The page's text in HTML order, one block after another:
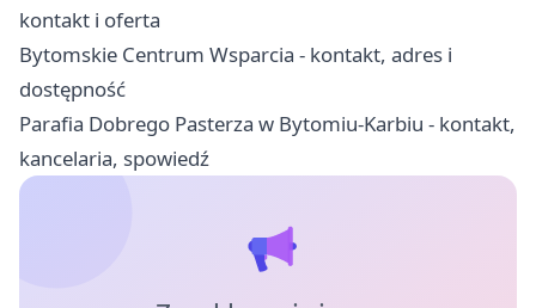
kontakt i oferta
Bytomskie Centrum Wsparcia - kontakt, adres i
dostępność
Parafia Dobrego Pasterza w Bytomiu-Karbiu - kontakt,
kancelaria, spowiedź